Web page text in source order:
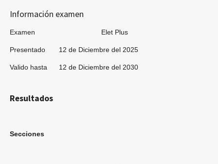
Información examen
Examen Elet Plus
Presentado 12 de Diciembre del 2025
Valido hasta 12 de Diciembre del 2030
Resultados
Secciones